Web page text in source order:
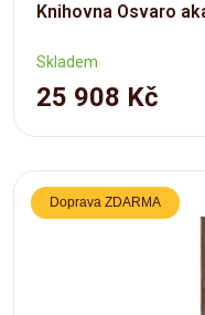
Knihovna Osvaro
Skladem
25 908 Kč
Doprava ZDARMA